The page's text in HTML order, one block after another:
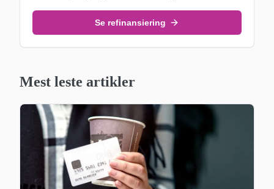
Se refinansiering
Mest leste artikler